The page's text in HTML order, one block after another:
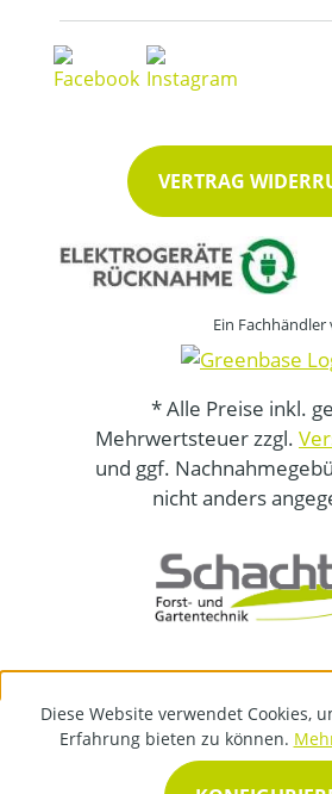
VERTRAG
Ein Fachhändler
* Alle Preise inkl.
Mehrwertsteuer zzgl.
und ggf.
nicht anders
Diese Website verwendet Cookies,
Erfahrung bieten zu können.